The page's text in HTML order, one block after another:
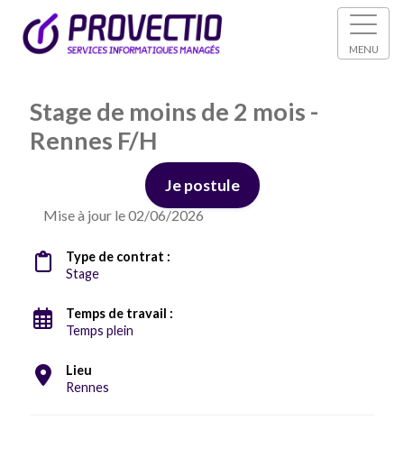
MENU
Stage de moins de 2 mois -
Rennes F/H
Je postule
Mise à jour le 02/06/2026
Type de contrat :
Stage
Temps de travail :
Temps plein
Lieu
Rennes